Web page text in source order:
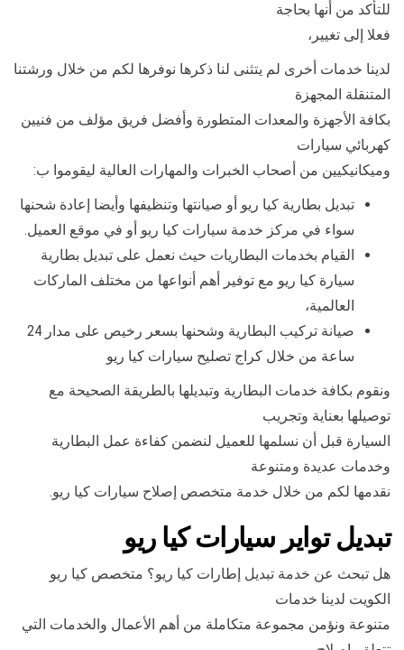
للتأكد من أنها بحاجة
فعلا إلى تغيير،
لدينا خدمات أخرى لم يتثنى لنا ذكرها نوفرها لكم من خلال ورشتنا
المتنقلة المجهزة
بكافة الأجهزة والمعدات المتطورة وأفضل فريق مؤلف من فنيين
كهربائي سيارات
وميكانيكيين من أصحاب الخبرات والمهارات العالية ليقوموا ب:
تبديل بطارية كيا ريو أو صيانتها وتنظيفها وأيضا إعادة شحنها
سواء في مركز خدمة سيارات كيا ريو أو في موقع العميل.
القيام بخدمات البطاريات حيث نعمل على تبديل بطارية
سيارة كيا ريو مع توفير أهم أنواعها من مختلف الماركات
العالمية،
صيانة تركيب البطارية وشحنها بسعر رخيص على مدار 24
ساعة من خلال كراج تصليح سيارات كيا ريو
ونقوم بكافة خدمات البطارية وتبديلها بالطريقة الصحيحة مع
توصيلها بعناية وتجريب
السيارة قبل أن نسلمها للعميل لنضمن كفاءة عمل البطارية
وخدمات عديدة ومتنوعة
نقدمها لكم من خلال خدمة متخصص إصلاح سيارات كيا ريو.
تبديل تواير سيارات كيا ريو
هل تبحث عن خدمة تبديل إطارات كيا ريو؟ متخصص كيا ريو
الكويت لدينا خدمات
متنوعة ونؤمن مجموعة متكاملة من أهم الأعمال والخدمات التي